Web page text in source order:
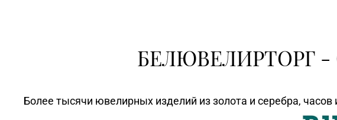
БЕЛЮВЕЛИРТОРГ
Более тысячи ювелирных изделий из золота и серебра,